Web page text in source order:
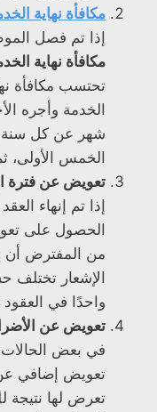
مكافأة نهاية
إذا تم فصل
مكافأة نهاية
تحتسب مكافأة
الخدمة وأجره
شهر عن كل سنة
الخمس
تعويض عن فترة
إذا تم إنهاء
الحصول على
من المفترض أن
الإشعار تختلف
واحدًا في
تعويض عن
في بعض
تعويض إضافي عن
تعرض لها نتيجة